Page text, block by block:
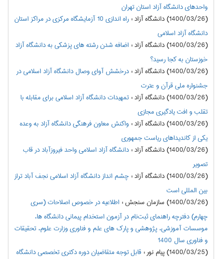
واحدهای دانشگاه آزاد استان تهران
(1400/03/26) دانشگاه آزاد
:
راه اندازی 10 آزمایشگاه مرکزی در مراکز استان
دانشگاه آزاد اسلامی
(1400/03/26) دانشگاه آزاد
:اضافه شدن رشته های پزشکی به دانشگاه آزاد
خوزستان به کجا رسید؟
(1400/03/26) دانشگاه آزاد
:درخشش آوای وصال دانشگاه آزاد اسلامی در
جشنواره ملی قرآن و عترت
(1400/03/26) دانشگاه آزاد
:تمهیدات دانشگاه آزاد اسلامی برای مقابله با
تقلب و افت یادگیری مجازی
(1400/03/26) دانشگاه آزاد
:واکنش معاون فرهنگی دانشگاه آزاد به وعده
یکی از کاندیداهای ریاست جمهوری
(1400/03/26) دانشگاه آزاد
:دانشگاه آزاد اسلامی واحد فیروزآباد در قاب
تصویر
(1400/03/26) دانشگاه آزاد
:چشم انداز دانشگاه آزاد اسلامی نجف آباد تراز
بین المللی است
(1400/03/26) سازمان سنجش
:اطلاعيه در خصوص اصلاحات (سری
چهارم) دفترچه‌ راهنماي ثبت‌نام در آزمون استخدام پیمانی دانشگاه ها،
موسسات آموزشی، پژوهشی و پارک های علم و فناوری وزارت علوم، تحقیقات
و فناوری سال 1400
(1400/03/25) پیام نور
:قابل توجه متقاضیان دوره دکتری تخصصی دانشگاه